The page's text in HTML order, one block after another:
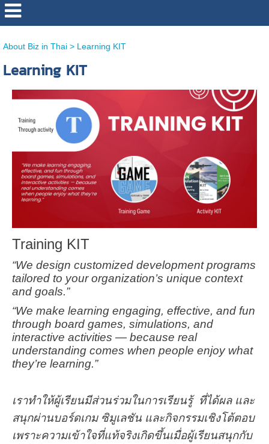
http://www.bizinthai.com/
About Biz in Thai> Learning KIT
Learning KIT
Training KIT
“We design customized development programs
tailored to your organization’s unique context
and goals.”
“We make learning engaging, effective, and fun
through board games, simulations, and
interactive activities — because real
understanding comes when people enjoy what
they’re learning.”
เราทำให้ผู้เรียนมีส่วนร่วมในการเรียนรู้ ที่ได้ผล และ
สนุกผ่านบอร์ดเกม ซิมูเลชัน และกิจกรรมเชิงโต้ตอบ
เพราะความเข้าใจที่แท้จริงเกิดขึ้นเมื่อผู้เรียนสนุกกับ